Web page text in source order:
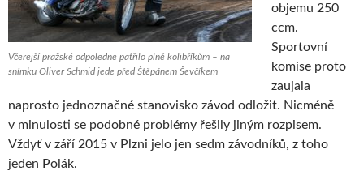
Včerejší pražské odpoledne patřilo plně kolibříkům – na
snímku Oliver Schmid jede před Štěpánem Ševčíkem
objemu 250
ccm.
Sportovní
komise proto
zaujala
naprosto jednoznačné stanovisko závod odložit. Nicméně
v minulosti se podobné problémy řešily jiným rozpisem.
Vždyť v září 2015 v Plzni jelo jen sedm závodníků, z toho
jeden Polák.